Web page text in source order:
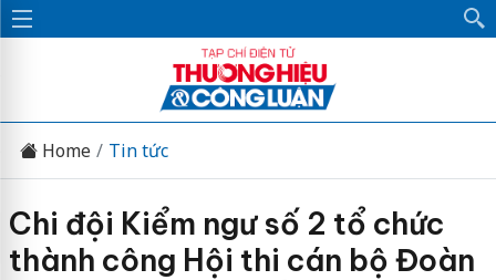
Home Tin tức
Chi đội Kiểm ngư số 2 tổ chức
thành công Hội thi cán bộ Đoàn